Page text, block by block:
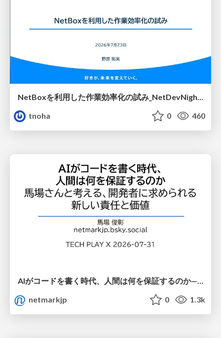
NetBoxを利用した作業効率化の試み_NetDevNight4
tnoha
0 460
netmarkjp
0 1.3k